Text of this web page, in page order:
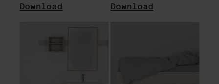
Download Download